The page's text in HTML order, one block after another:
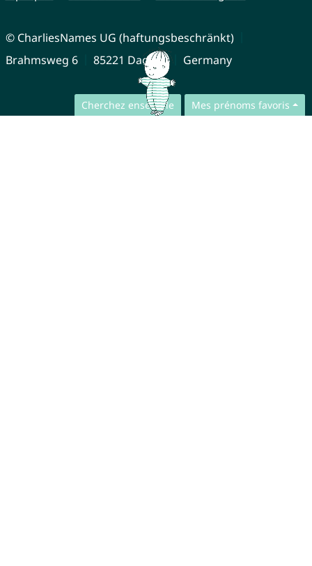
Cherchez ensemble Mes prénoms favoris
© CharliesNames UG (haftungsbeschränkt)
Brahmsweg 6
85221 Dachau Germany